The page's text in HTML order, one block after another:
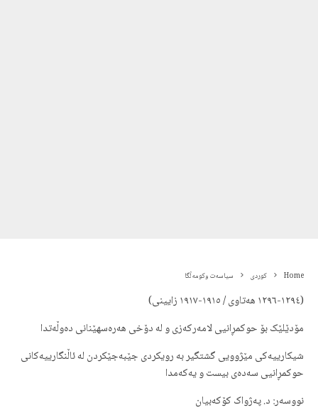
Home کوردی سیاسەت وکومەڵگا
(١٢٩٤-١٢٩٦ هەتاوی / ١٩١٥-١٩١٧ زایینی)
مۆدێلێک بۆ حوکمڕانیی لامەرکەزی و لە دۆخی هەرەسھێنانی دەوڵەتدا
شیکارییەکی مێژوویی گشتگیر بە رویکردی جێبەجێکردن لە ئاڵنگارییەکانی
حوکمڕانیی سەدەی بیست و یەکەمدا
نووسەر: د. پەژواک کۆکەبیان